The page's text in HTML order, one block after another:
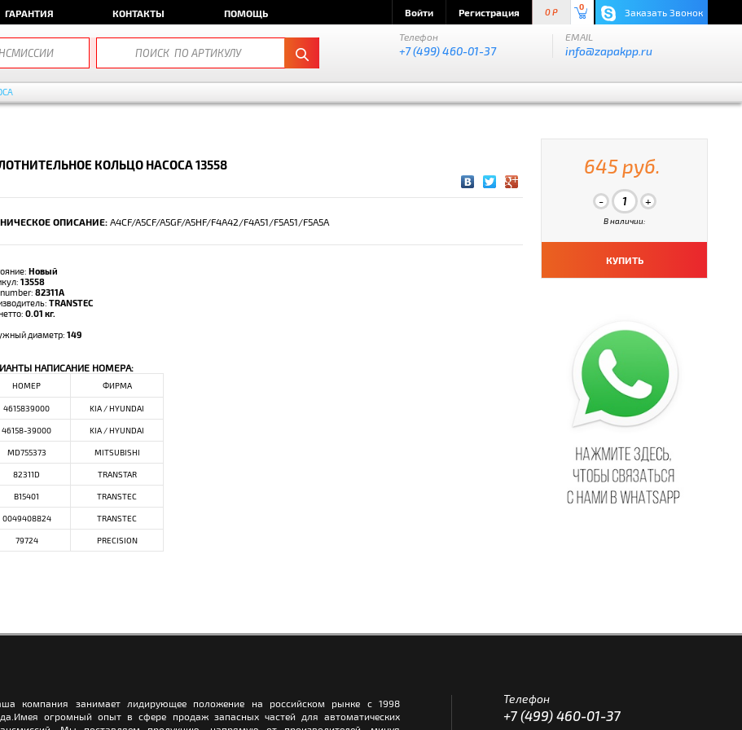
ГАРАНТИЯ КОНТАКТЫ ПОМОЩЬ Войти Регистрация 0 P
0 Заказать Звонок
Телефон
+7 (499) 460-01-37
EMAIL
info@zapakpp.ru
КОЛЬЦО НАСОСА 13558
ОПИСАНИЕ: A4CF/A5CF/A5GF/A5HF/F4A42/F4A51/F5A51/F5A5A
Новый
13558
82311A
TRANSTEC
0.01 кг.
диаметр: 149
НАПИСАНИЕ НОМЕРА:
НОМЕР ФИРМА
4615839000 KIA / HYUNDAI
46158-39000 KIA / HYUNDAI
MD755373 MITSUBISHI
82311D TRANSTAR
B15401 TRANSTEC
0049408824 TRANSTEC
79724 PRECISION
645 руб.
В наличии:
КУПИТЬ
компания занимает лидирующее положение на российском рынке с 1998
огромный опыт в сфере продаж запасных частей для автоматических
Телефон
+7 (499) 460-01-37